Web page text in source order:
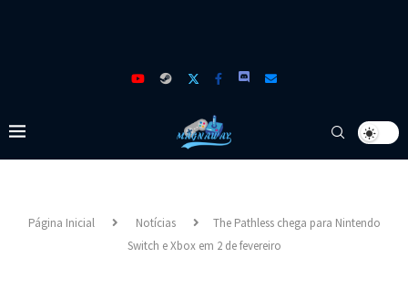
Página Inicial Notícias
The Pathless chega para Nintendo
Switch e Xbox em 2 de fevereiro